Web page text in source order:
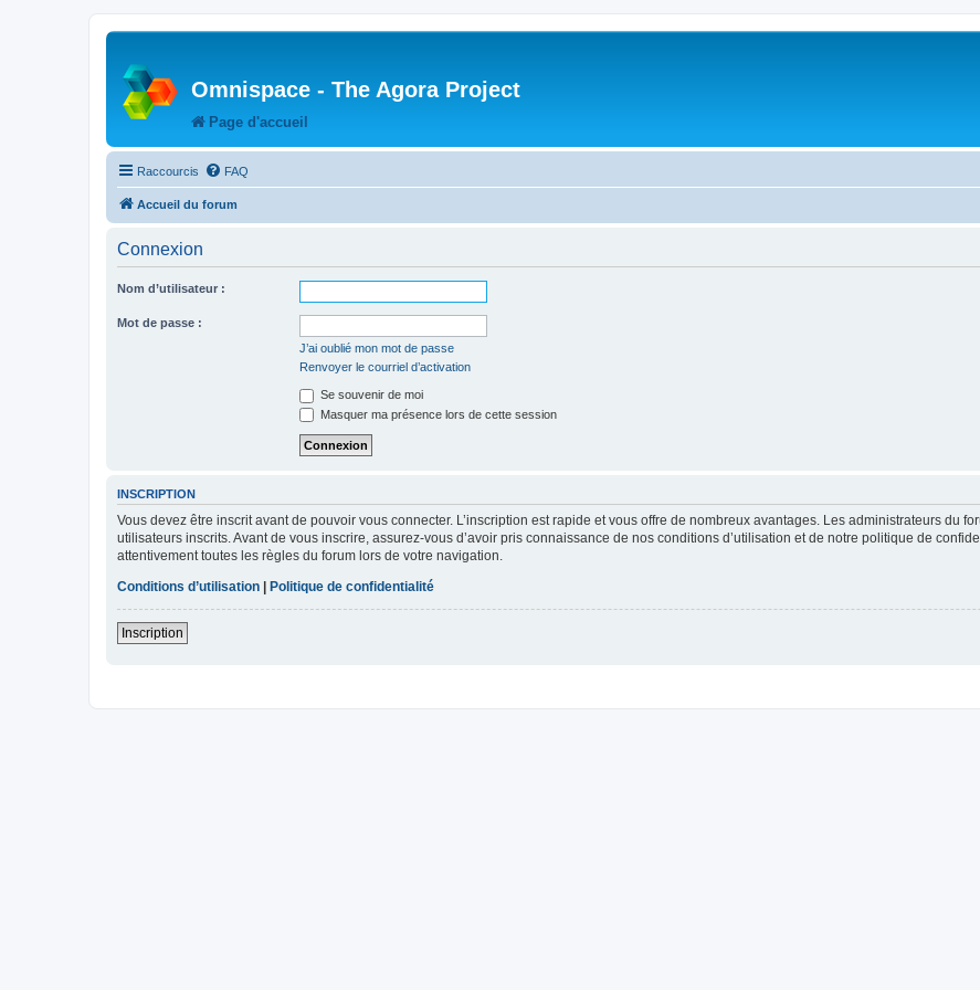
Omnispace - The Agora Project
Page d'accueil
Raccourcis FAQ
Accueil du forum
Connexion
Nom d’utilisateur :
Mot de passe :
J’ai oublié mon mot de passe
Renvoyer le courriel d’activation
Se souvenir de moi
Masquer ma présence lors de cette session
INSCRIPTION
Vous devez être inscrit avant de pouvoir vous connecter. L’inscription est rapide et vous offre de nombreux avantages. Les administrateurs du
utilisateurs inscrits. Avant de vous inscrire, assurez-vous d’avoir pris connaissance de nos conditions d’utilisation et de notre politique de
attentivement toutes les règles du forum lors de votre navigation.
Conditions d’utilisation | Politique de confidentialité
Inscription